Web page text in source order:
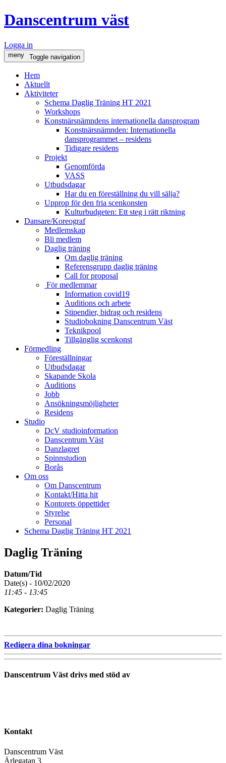
Danscentrum väst
Logga in
meny Toggle navigation
Hem
Aktuellt
Aktiviteter
Schema Daglig Träning HT 2021
Workshops
Konstnärsnämndens internationella dansprogram
Konstnärsnämnden: Internationella
dansprogrammet – residens
Tidigare residens
Projekt
Genomförda
VASS
Utbudsdagar
Har du en föreställning du vill sälja?
Upprop för den fria scenkonsten
Kulturbudgeten: Ett steg i rätt riktning
Dansare/Koreograf
Medlemskap
Bli medlem
Daglig träning
Om daglig träning
Referensgrupp daglig träning
Call for proposal
För medlemmar
Information covid19
Auditions och arbete
Stipendier, bidrag och residens
Studiobokning Danscentrum Väst
Teknikpool
Tillgänglig scenkonst
Förmedling
Föreställningar
Utbudsdagar
Skapande Skola
Auditions
Jobb
Ansökningsmöjligheter
Residens
Studio
DcV studioinformation
Danscentrum Väst
Danzlagret
Spinnstudion
Borås
Om oss
Om Danscentrum
Kontakt/Hitta hit
Kontorets öppettider
Styrelse
Personal
Schema Daglig Träning HT 2021
Daglig Träning
Datum/Tid
Date(s) - 10/02/2020
11:45 - 13:45
Kategorier: Daglig Träning
Redigera dina bokningar
Danscentrum Väst drivs med stöd av
Kontakt
Danscentrum Väst
Ärlegatan 3